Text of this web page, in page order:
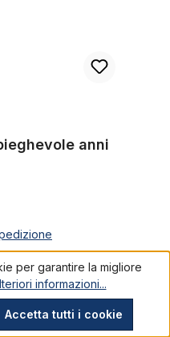
anni
per garantire la migliore
informazioni...
Accetta tutti i cookie